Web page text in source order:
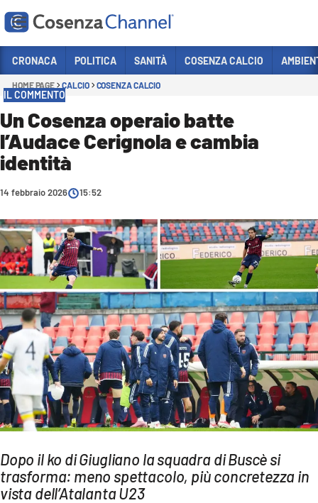
Sezioni
POLITICA
COSENZA CALCIO
ECONOMIA E LAVORO
SANITÀ
SPORT
CULTURA
AMBIENTE
Streaming
LAC TV
LAC NETWORK
LAC ONAIR
LaC
Network
CRONACA POLITICA SANITÀ COSENZA CALCIO
HOME PAGE CALCIO COSENZA CALCIO
IL COMMENTO
Un Cosenza operaio batte
l’Audace Cerignola e cambia
identità
14 febbraio 2026 15:52
Dopo il ko di Giugliano la squadra di Buscè si
trasforma: meno spettacolo, più concretezza in
vista dell’Atalanta U23